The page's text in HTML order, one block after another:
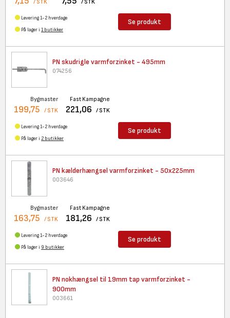
/ STK / STK
Levering 1-2 hverdage
På lager i 1 butikker
Se produkt
PN skudrigle varmforzinket - 495mm
074256
Bygmaster
199,75 / STK
Fast Kampagne
221,06 / STK
Levering 1-2 hverdage
På lager i 2 butikker
Se produkt
PN kælderhængsel varmforzinket - 50x225mm
003646
Bygmaster
163,75 / STK
Fast Kampagne
181,26 / STK
Levering 1-2 hverdage
På lager i 9 butikker
Se produkt
PN nokhængsel til 19mm tap varmforzinket -
900mm
003661